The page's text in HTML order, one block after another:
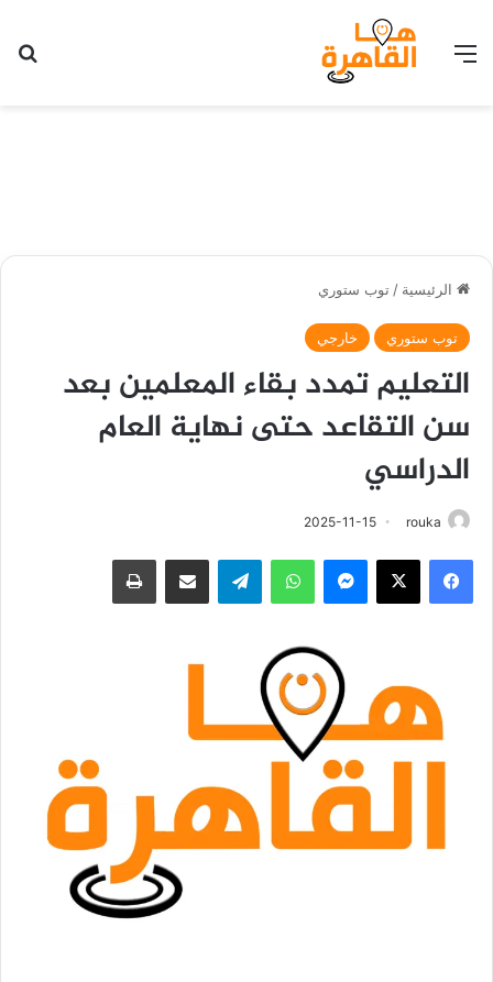
القائمة
الرئيسية / توب ستوري
توب ستوري خارجي
التعليم تمدد بقاء المعلمين بعد
سن التقاعد حتى نهاية العام
الدراسي
rouka
2025-11-15
فيسبوك ‫X ماسنجر واتساب تيلقرام مشاركة عبر البريد طباعة